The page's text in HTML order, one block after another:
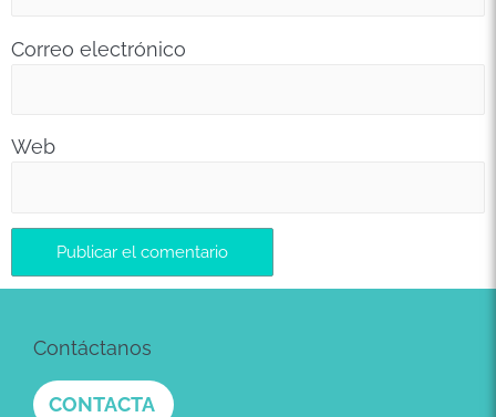
Correo electrónico
Web
Contáctanos
CONTACTA